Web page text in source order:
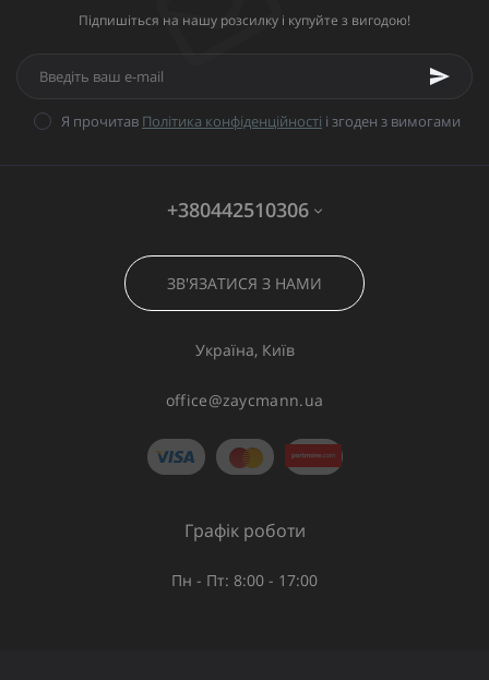
Підпишіться на нашу розсилку і купуйте з вигодою!
Я прочитав Політика конфіденційності і згоден з вимогами
+380442510306
ЗВ'ЯЗАТИСЯ З НАМИ
Україна, Київ
office@zaycmann.ua
Графік роботи
Пн - Пт: 8:00 - 17:00